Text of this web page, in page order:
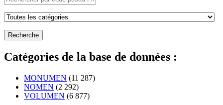
Catégories de la base de données :
MONUMEN (11 287)
NOMEN (2 292)
VOLUMEN (6 877)